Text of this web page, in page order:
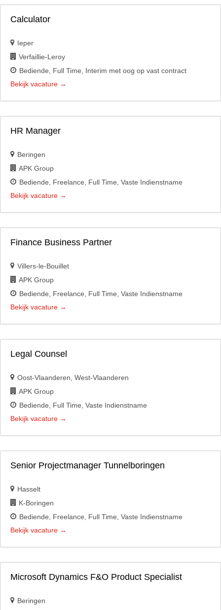
Calculator
Ieper
Verfaillie-Leroy
Bediende
Full Time
Interim met oog op vast contract
Bekijk vacature
HR Manager
Beringen
APK Group
Bediende
Freelance Full Time Vaste Indienstname
Bekijk vacature
Finance Business Partner
Villers-le-Bouillet
APK Group
Bediende
Freelance Full Time Vaste Indienstname
Bekijk vacature
Legal Counsel
Oost-Vlaanderen West-Vlaanderen
APK Group
Bediende
Full Time Vaste Indienstname
Bekijk vacature
Senior Projectmanager Tunnelboringen
Hasselt
K-Boringen
Bediende
Freelance Full Time Vaste Indienstname
Bekijk vacature
Microsoft Dynamics F&O Product Specialist
Beringen